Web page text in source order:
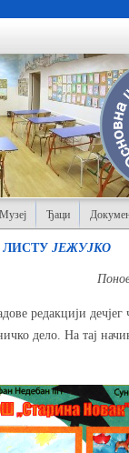
Музеј Ђаци
ЈЕЖУЈКО
редакцији
дело. На тај